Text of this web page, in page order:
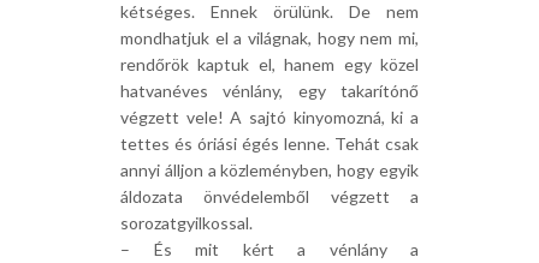
kétséges. Ennek örülünk. De nem
mondhatjuk el a világnak, hogy nem mi,
rendőrök kaptuk el, hanem egy közel
hatvanéves vénlány, egy takarítónő
végzett vele! A sajtó kinyomozná, ki a
tettes és óriási égés lenne. Tehát csak
annyi álljon a közleményben, hogy egyik
áldozata önvédelemből végzett a
sorozatgyilkossal.
– És mit kért a vénlány a